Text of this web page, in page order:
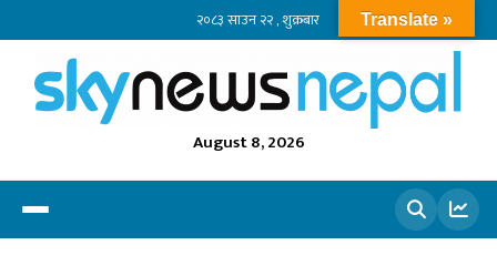
२०८३ साउन २२ , शुक्रबार
August 8, 2026
Translate »